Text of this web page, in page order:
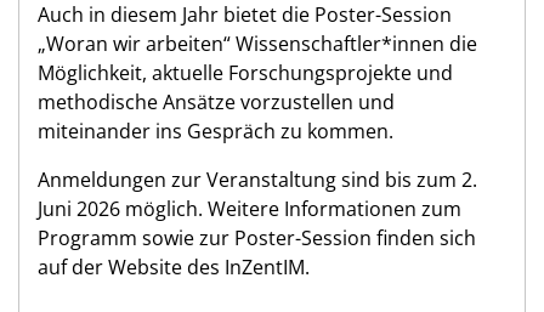
Auch in diesem Jahr bietet die Poster-Session
„Woran wir arbeiten“ Wissenschaftler*innen die
Möglichkeit, aktuelle Forschungsprojekte und
methodische Ansätze vorzustellen und
miteinander ins Gespräch zu kommen.
Anmeldungen zur Veranstaltung sind bis zum 2.
Juni 2026 möglich. Weitere Informationen zum
Programm sowie zur Poster-Session finden sich
auf der Website des InZentIM.